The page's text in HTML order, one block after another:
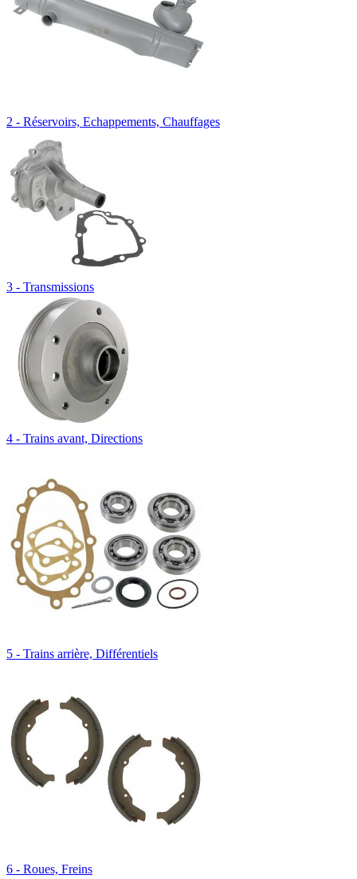
2 - Réservoirs, Echappements, Chauffages
3 - Transmissions
4 - Trains avant, Directions
5 - Trains arrière, Différentiels
6 - Roues, Freins